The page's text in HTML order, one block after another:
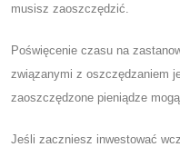
musisz zaoszczędzić.
Poświęcenie czasu na
związanymi z oszczędzaniem
zaoszczędzone pieniądze
Jeśli zaczniesz inwestować